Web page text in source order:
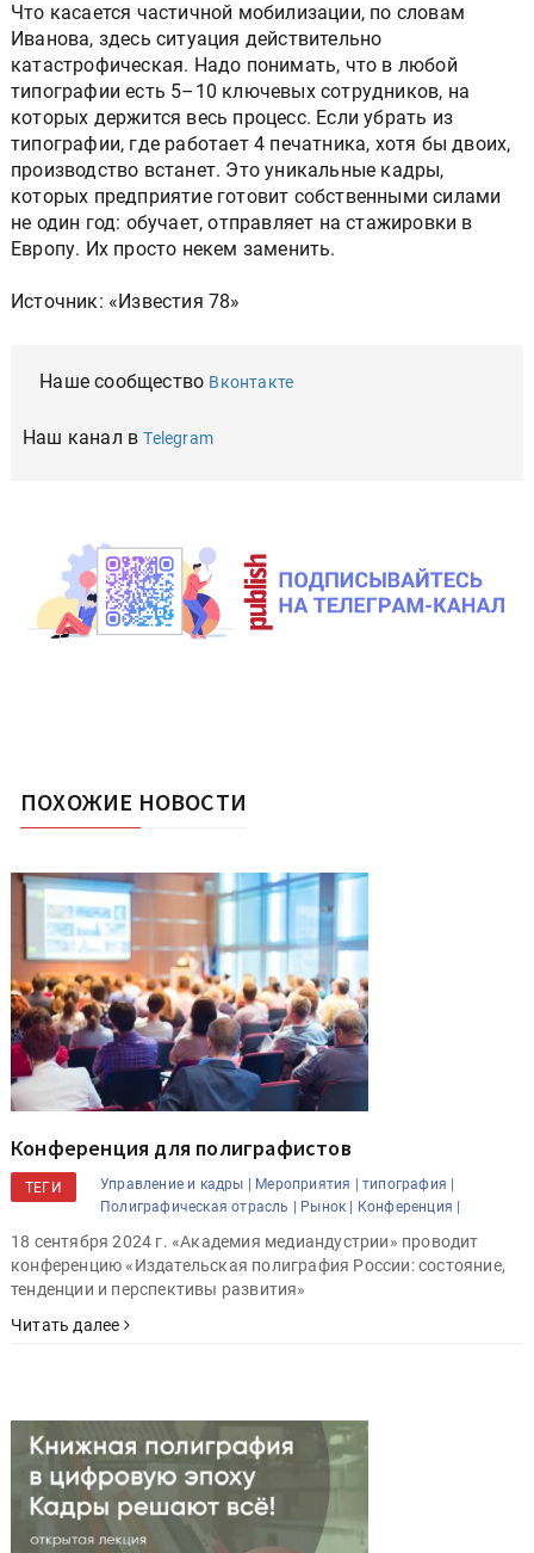
Что касается частичной мобилизации, по словам
Иванова, здесь ситуация действительно
катастрофическая. Надо понимать, что в любой
типографии есть 5–10 ключевых сотрудников, на
которых держится весь процесс. Если убрать из
типографии, где работает 4 печатника, хотя бы двоих,
производство встанет. Это уникальные кадры,
которых предприятие готовит собственными силами
не один год: обучает, отправляет на стажировки в
Европу. Их просто некем заменить.
Источник: «Известия 78»
Наше сообщество Вконтакте
Наш канал вTelegram
ПОХОЖИЕ НОВОСТИ
Конференция для полиграфистов
ТЕГИ Управление и кадры | Мероприятия | типография |
Полиграфическая отрасль | Рынок | Конференция |
18 сентября 2024 г. «Академия медиандустрии» проводит
конференцию «Издательская полиграфия России: состояние,
тенденции и перспективы развития»
Читать далее